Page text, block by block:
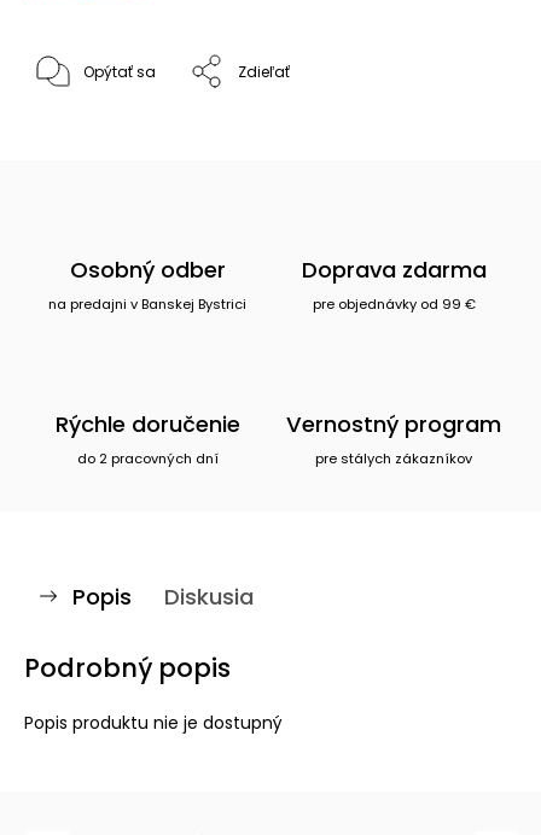
Opýtať sa Zdieľať
Osobný odber
na predajni v Banskej Bystrici
Doprava zdarma
pre objednávky od 99 €
Rýchle doručenie
do 2 pracovných dní
Vernostný program
pre stálych zákazníkov
Popis Diskusia
Podrobný popis
Popis produktu nie je dostupný